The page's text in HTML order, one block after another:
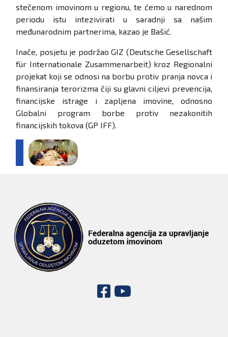
stečenom imovinom u regionu, te ćemo u narednom
periodu istu intezivirati u saradnji sa našim
međunarodnim partnerima, kazao je Bašić.
Inače, posjetu je podržao GIZ (Deutsche Gesellschaft
für Internationale Zusammenarbeit) kroz Regionalni
projekat koji se odnosi na borbu protiv pranja novca i
finansiranja terorizma čiji su glavni ciljevi prevencija,
financijske istrage i zapljena imovine, odnosno
Globalni program borbe protiv nezakonitih
financijskih tokova (GP IFF).